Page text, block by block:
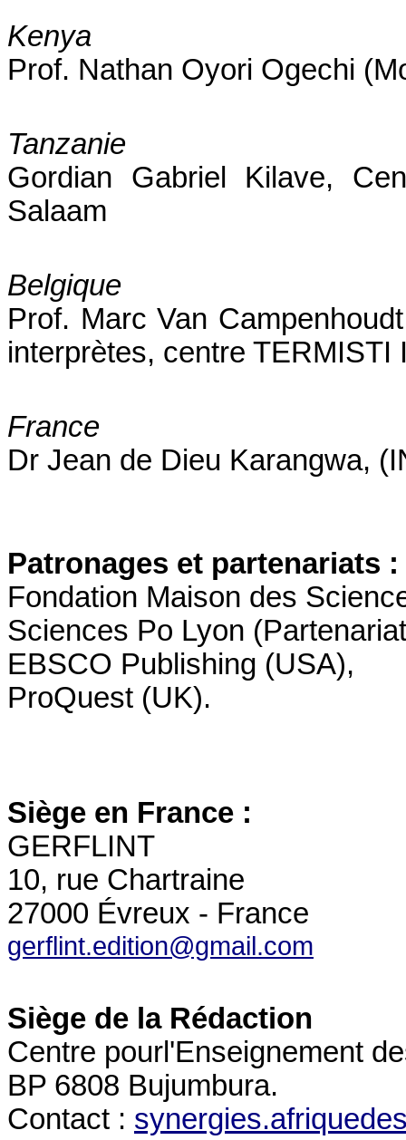
Kenya
Prof. Nathan Oyori Ogechi
Tanzanie
Gordian Gabriel Kilave,
Salaam
Belgique
Prof. Marc Van
interprètes, centre
France
Dr Jean de Dieu Karangwa,
Patronages et partenariats :
Fondation Maison des
Sciences Po Lyon
EBSCO Publishing (USA),
ProQuest (UK).
Siège en France :
GERFLINT
10, rue Chartraine
27000 Évreux - France
gerflint.edition@gmail.com
Siège de la Rédaction
Centre pour l'Enseignement
BP 6808 Bujumbura.
Contact :